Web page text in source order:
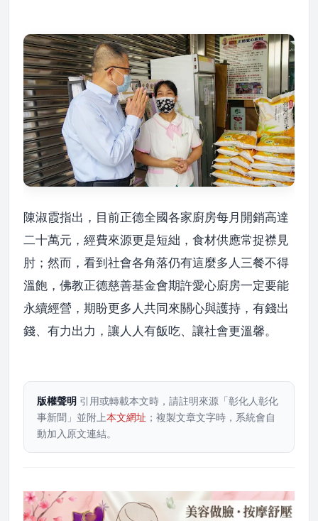
陳淑霞指出，目前正德全國各家廚房每月開銷高達
二十萬元，經費來源更是短絀，食材供應常捉襟見
肘；然而，看到社會各角落仍有這麼多人三餐不得
溫飽，佛教正德慈善基金會期許愛心廚房一定要能
永續經營，期盼更多人共同來關心與護持，有錢出
錢、有力出力，讓人人有飯吃、讓社會更溫馨。
版權聲明 引用或轉載本文時，請註明來源「彰化人彰化
事新聞」並附上本文網址 ；複製文章文字時，系統會自
動加入原文連結。